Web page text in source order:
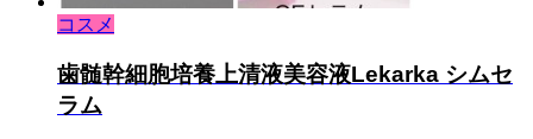
コスメ
歯髄幹細胞培養上清液美容液Lekarka シムセ
ラム